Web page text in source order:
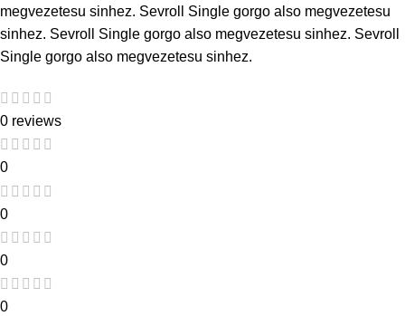
megvezetesu sinhez. Sevroll Single gorgo also megvezetesu
sinhez. Sevroll Single gorgo also megvezetesu sinhez. Sevroll
Single gorgo also megvezetesu sinhez.
0 reviews
0
0
0
0